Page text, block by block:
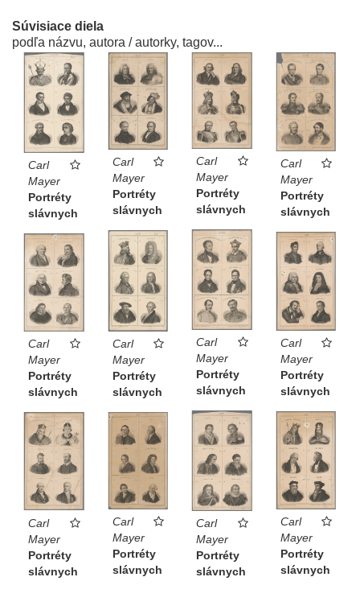
Súvisiace diela
podľa názvu, autora / autorky, tagov...
Carl
Mayer
Portréty
slávnych
Carl
Mayer
Portréty
slávnych
Carl
Mayer
Portréty
slávnych
Carl
Mayer
Portréty
slávnych
Carl
Mayer
Portréty
slávnych
Carl
Mayer
Portréty
slávnych
Carl
Mayer
Portréty
slávnych
Carl
Mayer
Portréty
slávnych
Carl
Mayer
Portréty
slávnych
Carl
Mayer
Portréty
slávnych
Carl
Mayer
Portréty
slávnych
Carl
Mayer
Portréty
slávnych